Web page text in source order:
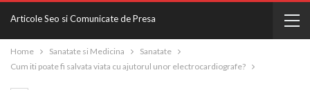
Articole Seo si Comunicate de Presa
Home Sanatate si Medicina
Sanatate
Cum iti poate fi salvata viata cu ajutorul unor electrocardiografe?